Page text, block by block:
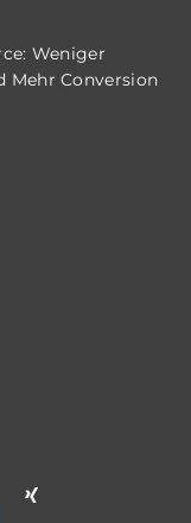
Weniger
Mehr Conversion